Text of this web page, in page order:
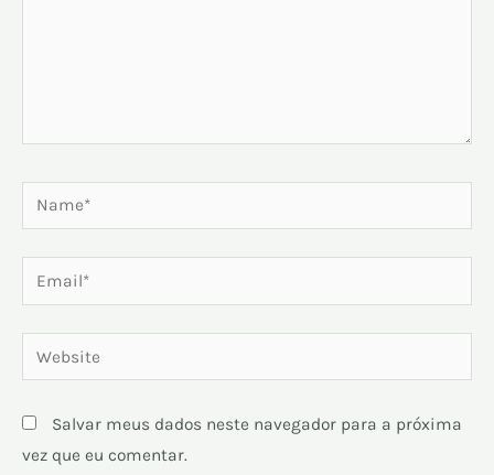
Name*
Email*
Website
Salvar meus dados neste navegador para a próxima
vez que eu comentar.